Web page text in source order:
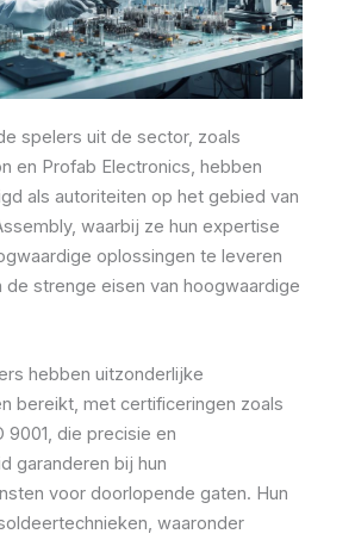
spelers uit de sector, zoals
en Profab Electronics, hebben
als autoriteiten op het gebied van
waarbij ze hun expertise
oplossingen te leveren
de strenge eisen van hoogwaardige
hebben uitzonderlijke
bereikt, met certificeringen zoals
9001, die precisie en
garanderen bij hun
voor doorlopende gaten. Hun
waaronder